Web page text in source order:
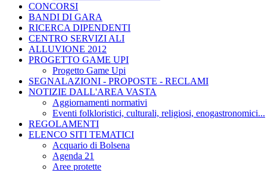
CONCORSI
BANDI DI GARA
RICERCA DIPENDENTI
CENTRO SERVIZI ALI
ALLUVIONE 2012
PROGETTO GAME UPI
Progetto Game Upi
SEGNALAZIONI - PROPOSTE - RECLAMI
NOTIZIE DALL'AREA VASTA
Aggiornamenti normativi
Eventi folkloristici, culturali, religiosi, enogastronomici...
REGOLAMENTI
ELENCO SITI TEMATICI
Acquario di Bolsena
Agenda 21
Aree protette